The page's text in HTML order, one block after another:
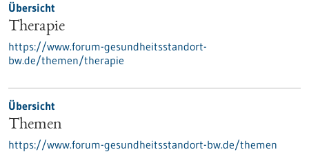
Übersicht
Therapie
https://www.forum-gesundheitsstandort-
bw.de/themen/therapie
Übersicht
Themen
https://www.forum-gesundheitsstandort-bw.de/themen